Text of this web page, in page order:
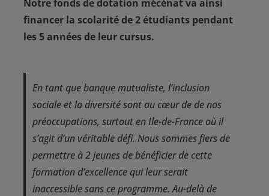
Notre fonds de dotation mécénat va ainsi
financer la scolarité de 2 étudiants pendant
les 5 années de leur cursus.
En tant que banque mutualiste, l’inclusion
sociale et la diversité sont au cœur de de nos
préoccupations, surtout en Ile-de-France où il
s’agit d’un véritable défi. Nous sommes fiers de
permettre à 2 jeunes de bénéficier de cette
formation d’excellence qui leur serait
inaccessible sans ce programme. Au-delà de